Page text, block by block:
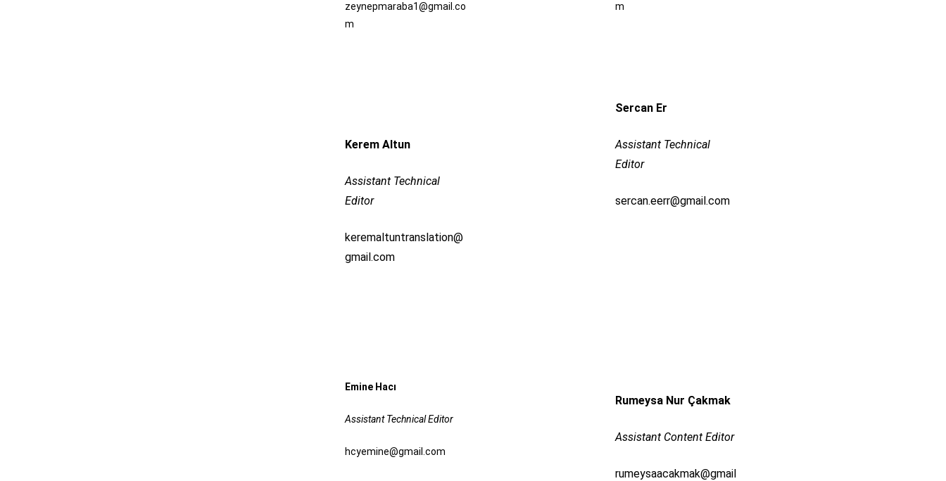
zeynepmaraba1@gmail.co
m
m
Kerem Altun
Assistant Technical
Editor
keremaltuntranslation@
gmail.com
Sercan Er
Assistant Technical
Editor
sercan.eerr@gmail.com
Emine Hacı
Assistant Technical Editor
hcyemine@gmail.com
Rumeysa Nur Çakmak
Assistant Content Editor
rumeysaacakmak@gmail